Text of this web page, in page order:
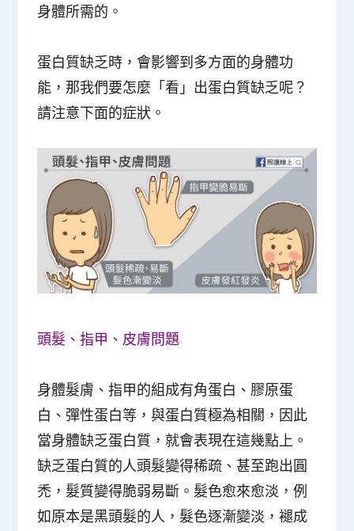
身體所需的。
蛋白質缺乏時，會影響到多方面的身體功
能，那我們要怎麼「看」出蛋白質缺乏呢？
請注意下面的症狀。
頭髮、指甲、皮膚問題
身體髮膚、指甲的組成有角蛋白、膠原蛋
白、彈性蛋白等，與蛋白質極為相關，因此
當身體缺乏蛋白質，就會表現在這幾點上。
缺乏蛋白質的人頭髮變得稀疏、甚至跑出圓
禿，髮質變得脆弱易斷。髮色愈來愈淡，例
如原本是黑頭髮的人，髮色逐漸變淡，褪成